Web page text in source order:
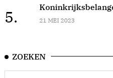
5. 21 MEI 2023
ZOEKEN